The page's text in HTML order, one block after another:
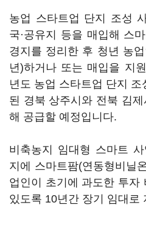
농업 스타트업 단지 조성
국·공유지 등을 매입해 스
경지를 정리한 후 청년 농
년)하거나 또는 매입을 지
년도 농업 스타트업 단지
된 경북 상주시와 전북 김
해 공급할 예정입니다.
비축농지 임대형 스마트
지에 스마트팜(연동형비닐
업인이 초기에 과도한 투자
있도록 10년간 장기 임대로